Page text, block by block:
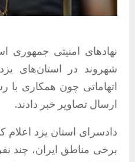
نهادهای امنیتی جمهوری
شهروند در استان‌های
اتهاماتی چون همکاری با
ارسال تصاویر خبر دادند.
دادسرای استان یزد اعلام
برخی مناطق ایران، چند